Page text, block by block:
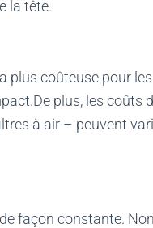
la tête.
plus coûteuse pour les
plus, les coûts
à air – peuvent
façon constante.